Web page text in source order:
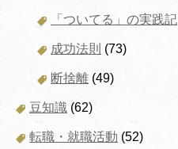
「ついてる」の実践記
成功法則 (73)
断捨離 (49)
豆知識 (62)
転職・就職活動 (52)